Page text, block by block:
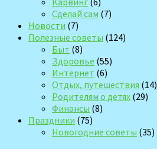
Сделай сам (7)
Новости (7)
Полезные советы (124)
Быт (8)
Здоровье (55)
Интернет (6)
Отдых, путешествия (14)
Родителям о детях (29)
Финансы (8)
Праздники (75)
Новогодние советы (35)